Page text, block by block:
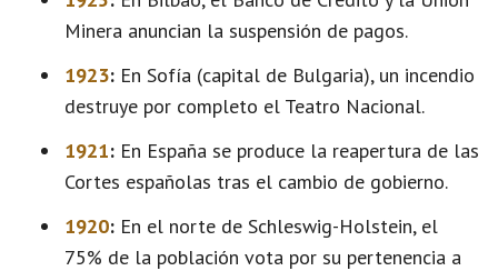
Minera anuncian la suspensión de pagos.
1923: En Sofía (capital de Bulgaria), un incendio
destruye por completo el Teatro Nacional.
1921: En España se produce la reapertura de las
Cortes españolas tras el cambio de gobierno.
1920: En el norte de Schleswig-Holstein, el
75% de la población vota por su pertenencia a